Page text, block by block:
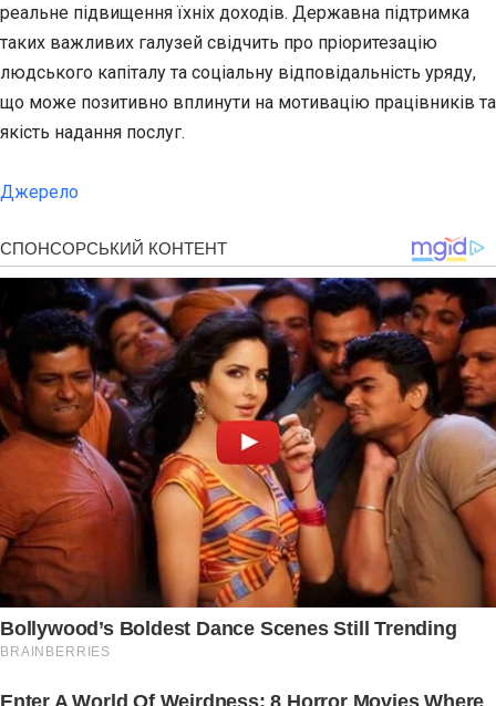
реальне підвищення їхніх доходів. Державна підтримка
таких важливих галузей свідчить про пріоритезацію
людського капіталу та соціальну відповідальність уряду,
що може позитивно вплинути на мотивацію працівників та
якість надання послуг.
Джерело